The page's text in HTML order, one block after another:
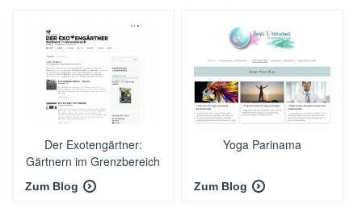
Der Exotengärtner:
Gärtnern im Grenzbereich
Zum Blog
Yoga Parinama
Zum Blog